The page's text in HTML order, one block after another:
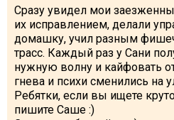
Сразу увидел мои
их исправлением, делали
домашку, учил разным
трасс. Каждый раз у Сани
нужную волну и кайфовать
гнева и психи сменились на
Ребятки, если вы ищете
пишите Саше :)